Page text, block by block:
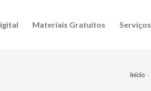
Materiais Gratuitos Serviços
Início »